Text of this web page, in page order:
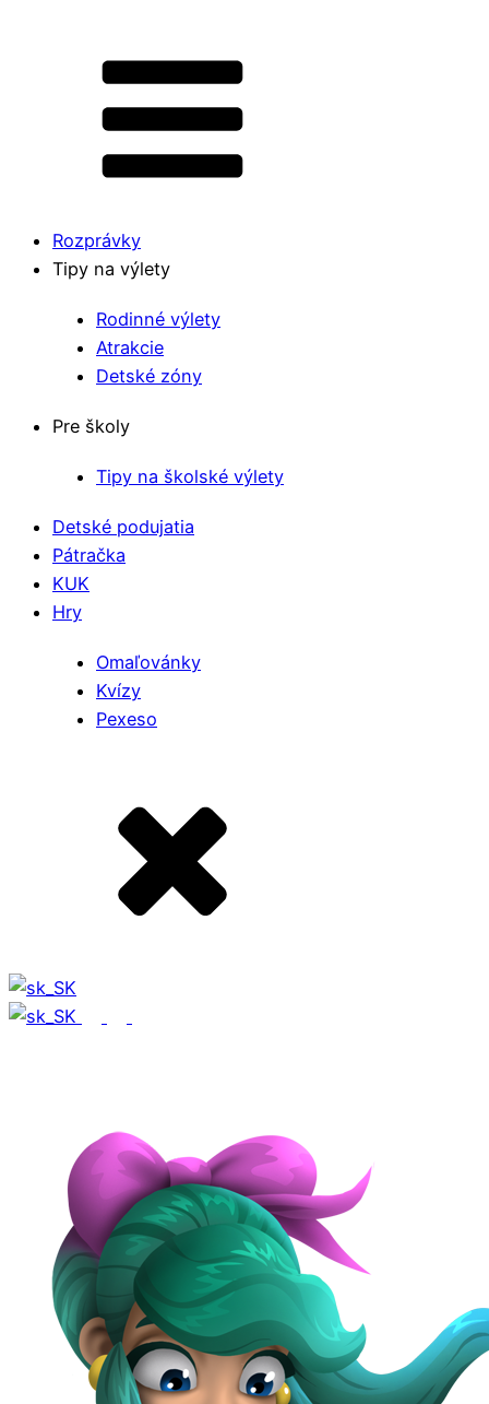
Rozprávky
Tipy na výlety
Rodinné výlety
Atrakcie
Detské zóny
Pre školy
Tipy na školské výlety
Detské podujatia
Pátračka
KUK
Hry
Omaľovánky
Kvízy
Pexeso